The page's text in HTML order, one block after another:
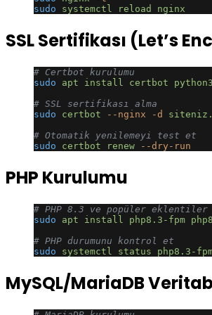
sudo systemctl reload nginx
SSL Sertifikası (Let’s
# Certbot kurulumu
sudo apt install certbot
# SSL sertifikası alma
sudo certbot --nginx -d
# Otomatik yenilemeyi test et
sudo certbot renew --dry-run
PHP Kurulumu
# PHP 8.3 ve popüler eklentiler
sudo apt install php8.3-fpm
# PHP durumunu kontrol et
sudo systemctl status php8.3-
MySQL/MariaDB